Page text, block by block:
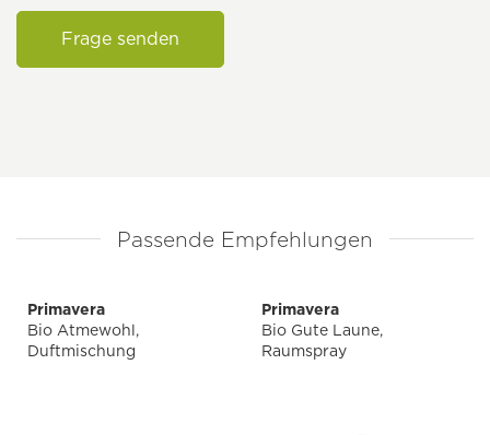
Frage senden
Passende Empfehlungen
Primavera
Bio Atmewohl,
Duftmischung
Primavera
Bio Gute Laune,
Raumspray